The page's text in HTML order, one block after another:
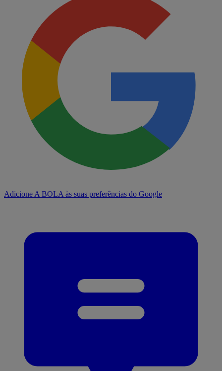
Adicione A BOLA às suas preferências do Google